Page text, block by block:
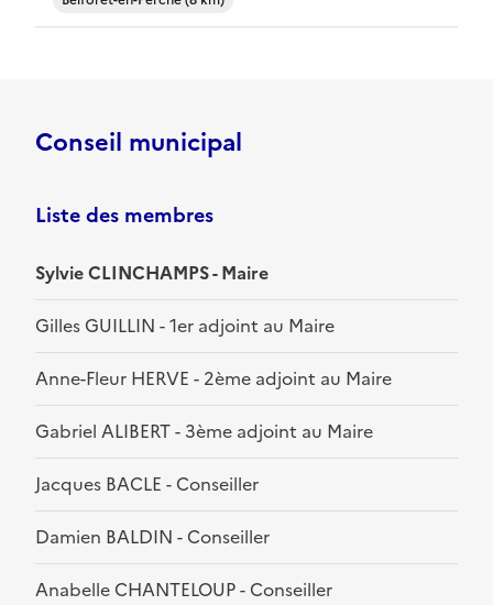
Conseil municipal
Liste des membres
Sylvie CLINCHAMPS - Maire
Gilles GUILLIN - 1er adjoint au Maire
Anne-Fleur HERVE - 2ème adjoint au Maire
Gabriel ALIBERT - 3ème adjoint au Maire
Jacques BACLE - Conseiller
Damien BALDIN - Conseiller
Anabelle CHANTELOUP - Conseiller